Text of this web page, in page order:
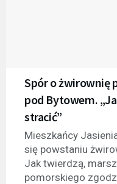
Spór o żwirownię
pod Bytowem.
stracić”
Mieszkańcy
się powstaniu
Jak twierdzą,
pomorskiego